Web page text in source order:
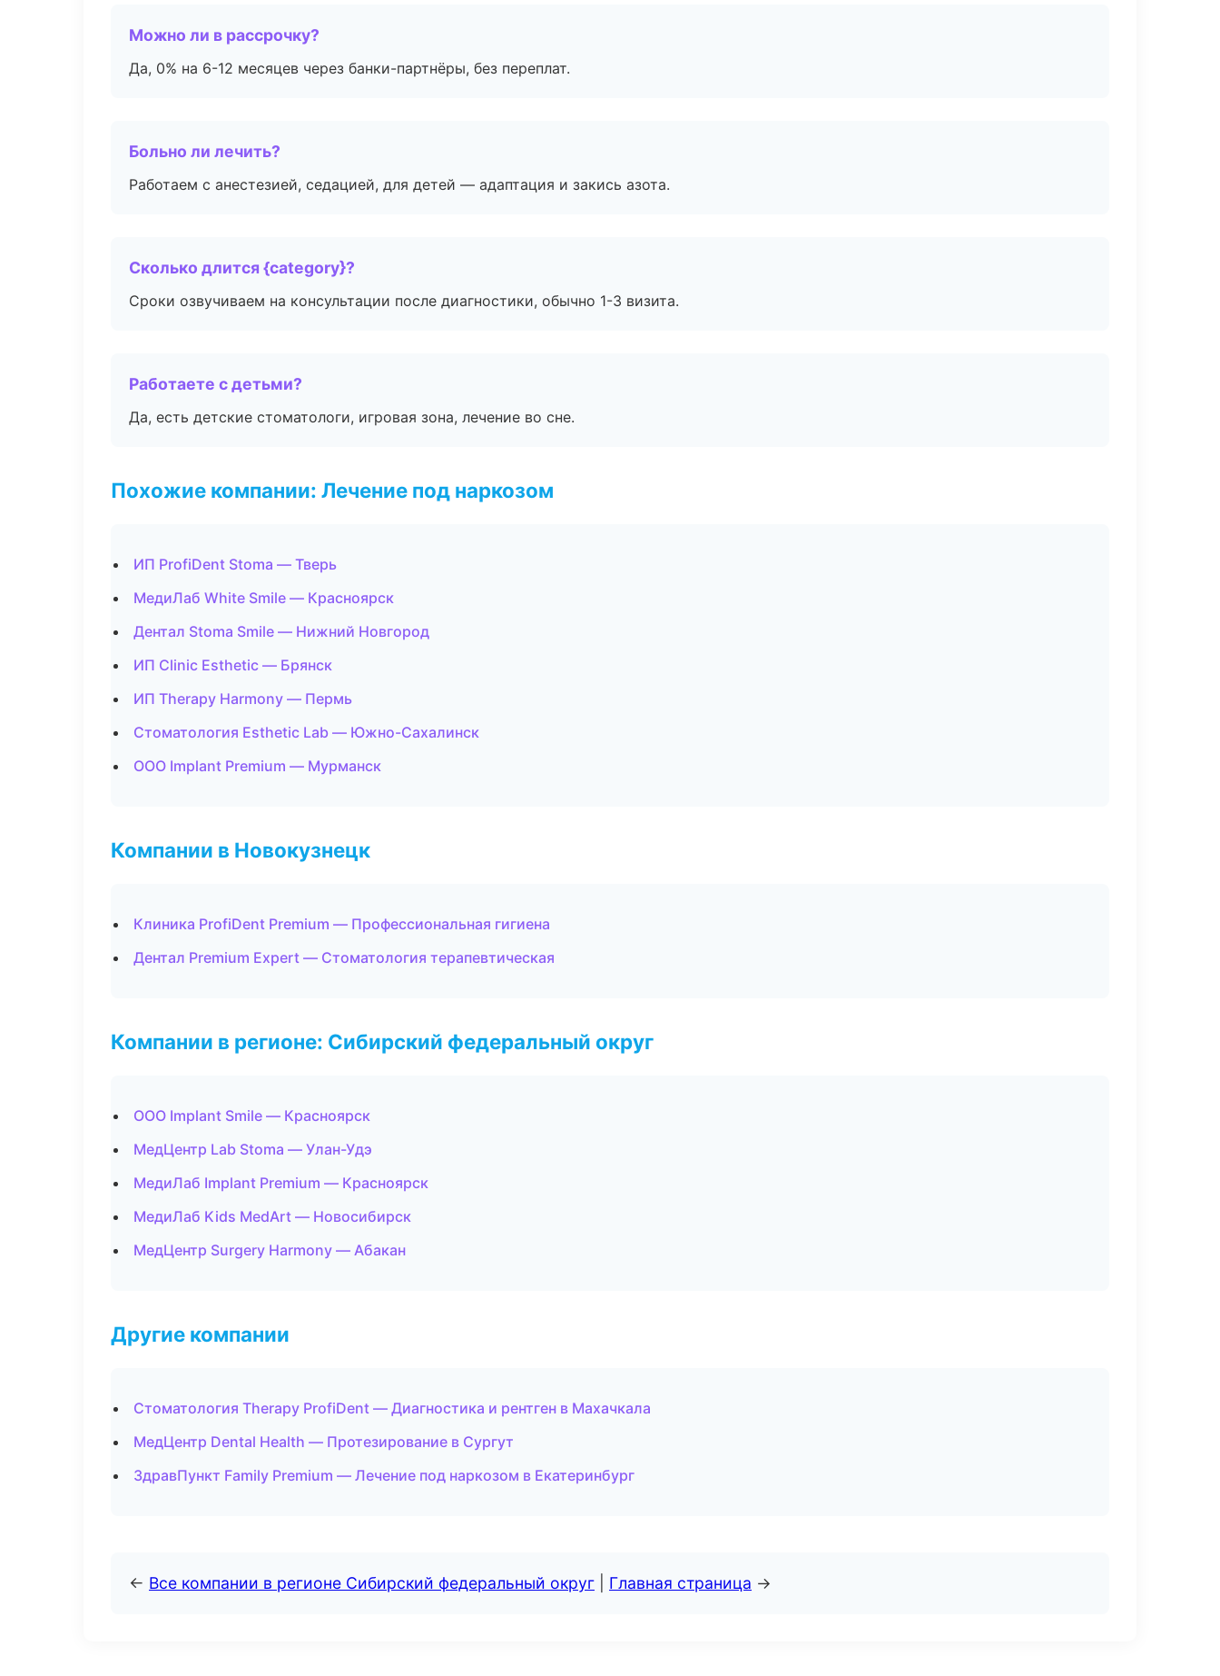
Можно ли в рассрочку?
Да, 0% на 6-12 месяцев через банки-партнёры, без переплат.
Больно ли лечить?
Работаем с анестезией, седацией, для детей — адаптация и закись азота.
Сколько длится {category}?
Сроки озвучиваем на консультации после диагностики, обычно 1-3 визита.
Работаете с детьми?
Да, есть детские стоматологи, игровая зона, лечение во сне.
Похожие компании: Лечение под наркозом
ИП ProfiDent Stoma — Тверь
МедиЛаб White Smile — Красноярск
Дентал Stoma Smile — Нижний Новгород
ИП Clinic Esthetic — Брянск
ИП Therapy Harmony — Пермь
Стоматология Esthetic Lab — Южно-Сахалинск
ООО Implant Premium — Мурманск
Компании в Новокузнецк
Клиника ProfiDent Premium — Профессиональная гигиена
Дентал Premium Expert — Стоматология терапевтическая
Компании в регионе: Сибирский федеральный округ
ООО Implant Smile — Красноярск
МедЦентр Lab Stoma — Улан-Удэ
МедиЛаб Implant Premium — Красноярск
МедиЛаб Kids MedArt — Новосибирск
МедЦентр Surgery Harmony — Абакан
Другие компании
Стоматология Therapy ProfiDent — Диагностика и рентген в Махачкала
МедЦентр Dental Health — Протезирование в Сургут
ЗдравПункт Family Premium — Лечение под наркозом в Екатеринбург
← Все компании в регионе Сибирский федеральный округ Главная страница →